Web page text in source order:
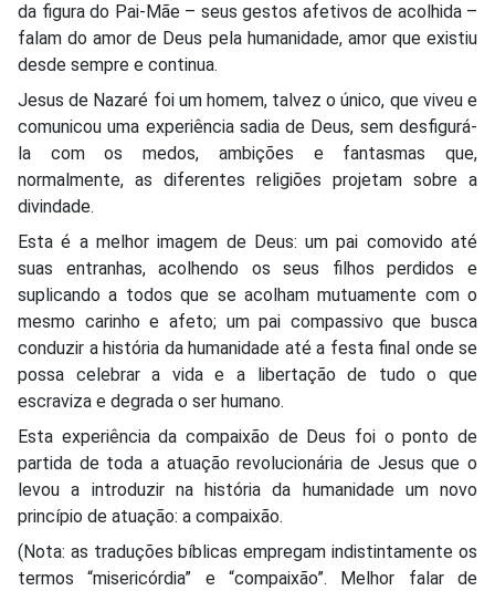
da figura do Pai-Mãe – seus gestos afetivos de acolhida –
falam do amor de Deus pela humanidade, amor que existiu
desde sempre e continua.
Jesus de Nazaré foi um homem, talvez o único, que viveu e
comunicou uma experiência sadia de Deus, sem desfigurá-
la com os medos, ambições e fantasmas que,
normalmente, as diferentes religiões projetam sobre a
divindade.
Esta é a melhor imagem de Deus: um pai comovido até
suas entranhas, acolhendo os seus filhos perdidos e
suplicando a todos que se acolham mutuamente com o
mesmo carinho e afeto; um pai compassivo que busca
conduzir a história da humanidade até a festa final onde se
possa celebrar a vida e a libertação de tudo o que
escraviza e degrada o ser humano.
Esta experiência da compaixão de Deus foi o ponto de
partida de toda a atuação revolucionária de Jesus que o
levou a introduzir na história da humanidade um novo
princípio de atuação: a compaixão.
(Nota: as traduções bíblicas empregam indistintamente os
termos “misericórdia” e “compaixão”. Melhor falar de